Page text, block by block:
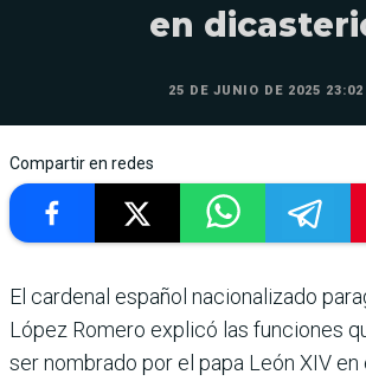
en
25 DE JUNIO DE 2025 23:02
Compartir en redes
El cardenal español nacio­nalizado
López Romero explicó las funciones
ser nombrado por el papa León XIV